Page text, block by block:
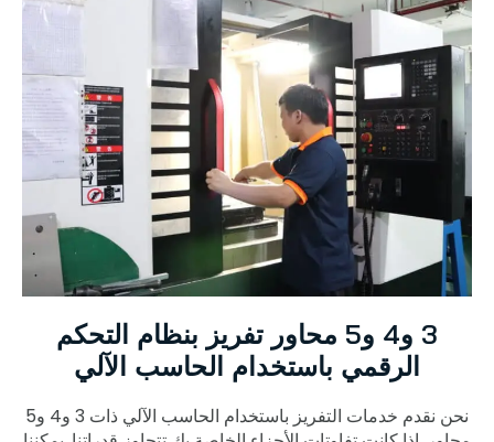
3 و4 و5 محاور تفريز بنظام التحكم
الرقمي باستخدام الحاسب الآلي
نحن نقدم خدمات التفريز باستخدام الحاسب الآلي ذات 3 و4 و5